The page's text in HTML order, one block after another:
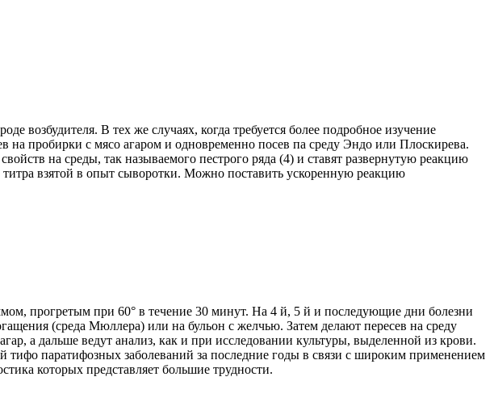
возбудителя. В тех же случаях, когда требуется более подробное изучение
на пробирки с мясо агаром и одновременно посев па среду Эндо или Плоскирева.
на среды, так называемого пестрого ряда (4) и ставят развернутую реакцию
взятой в опыт сыворотки. Можно поставить ускоренную реакцию
прогретым при 60° в течение 30 минут. На 4 й, 5 й и последующие дни болезни
(среда Мюллера) или на бульон с желчью. Затем делают пересев на среду
а дальше ведут анализ, как и при исследовании культуры, выделенной из крови.
паратифозных заболеваний за последние годы в связи с широким применением
которых представляет большие трудности.